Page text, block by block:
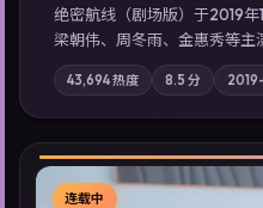
绝密航线（剧场版）于2019年
梁朝伟、周冬雨、金惠秀等
与职责必须在倒计时结束前做
质；站内亦可通过「国产免费
同类型高分佳作，畅享高清在
43,694热度 8.5 分
连载中